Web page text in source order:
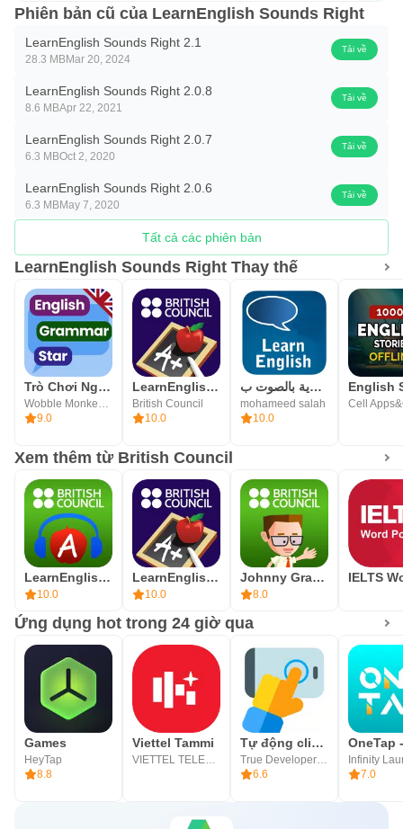
Phiên bản cũ của LearnEnglish Sounds Right
LearnEnglish Sounds Right 2.1
28.3 MBMar 20, 2024
Tải về
LearnEnglish Sounds Right 2.0.8
8.6 MBApr 22, 2021
Tải về
LearnEnglish Sounds Right 2.0.7
6.3 MBOct 2, 2020
Tải về
LearnEnglish Sounds Right 2.0.6
6.3 MBMay 7, 2020
Tải về
Tất cả các phiên bản
LearnEnglish Sounds Right Thay thế
Trò Chơi Ngữ Pháp Tiếng Anh
9.0
LearnEnglish Grammar
British Council
10.0
تعلم اللغة الانجليزية بالصوت ب
mohameed salah
10.0
Xem thêm từ British Council
LearnEnglish Podcasts
10.0
LearnEnglish Grammar
10.0
Johnny Grammar Word Challenge
8.0
Ứng dụng hot trong 24 giờ qua
Games
HeyTap
8.8
Viettel Tammi Tự động click - Tự động bấm
6.6
7.0